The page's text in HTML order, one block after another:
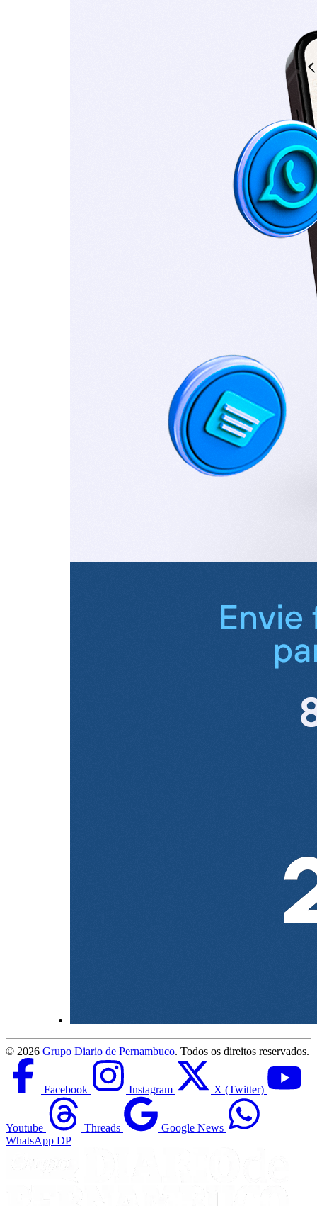
© 2026 Grupo Diario de Pernambuco. Todos os direitos reservados.
Facebook Instagram X (Twitter)
Youtube Threads
Google News
WhatsApp DP